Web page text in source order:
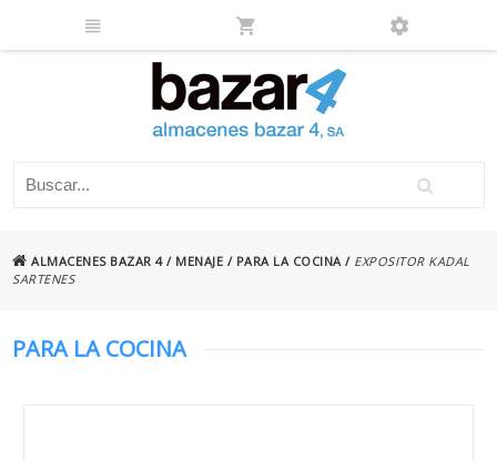
ALMACENES BAZAR 4/ MENAJE / PARA LA COCINA / EXPOSITOR KADAL
SARTENES
PARA LA COCINA